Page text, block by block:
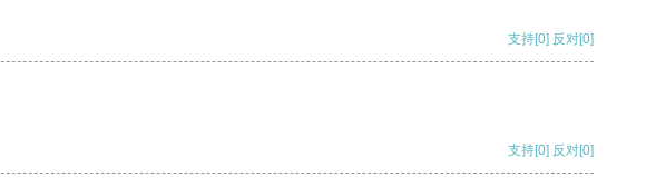
支持[0] 反对[0]
支持[0] 反对[0]